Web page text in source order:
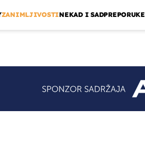
ZANIMLJIVOSTINEKAD I SADPREPORUKE